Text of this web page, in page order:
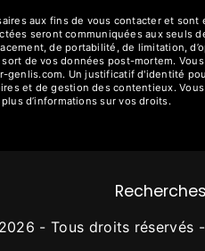
aux fins de vous contacter et
seront communiquées aux seuls
de portabilité, de limitation,
de vos données post-mortem.
genlis.com. Un justificatif d'identité
et de gestion des contentieux.
d’informations sur vos droits.
- Tous droits réservés -